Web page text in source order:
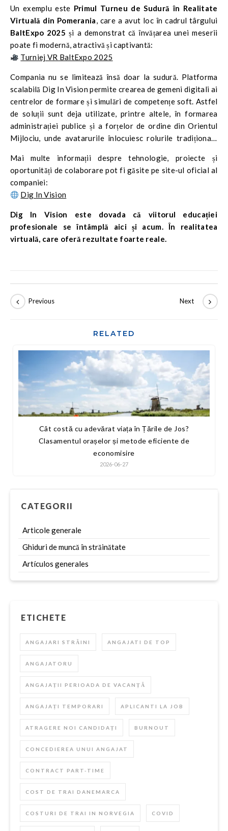
Un exemplu este Primul Turneu de Sudură în Realitate
Virtuală din Pomerania, care a avut loc în cadrul târgului
BaltExpo 2025 și a demonstrat că învățarea unei meserii
poate fi modernă, atractivă și captivantă:
Turniej VR BaltExpo 2025
Compania nu se limitează însă doar la sudură. Platforma
scalabilă Dig In Vision permite crearea de gemeni digitali ai
centrelor de formare și simulări de competențe soft. Astfel
de soluții sunt deja utilizate, printre altele, în formarea
administrației publice și a forțelor de ordine din Orientul
Mijlociu, unde avatarurile înlocuiesc rolurile tradiționale
Mai multe informații despre tehnologie, proiecte și
oportunități de colaborare pot fi găsite pe site-ul oficial al
companiei:
Dig In Vision
Dig In Vision este dovada că viitorul educației
profesionale se întâmplă aici și acum. În realitatea
virtuală, care oferă rezultate foarte reale.
RELATED
Cât costă cu adevărat viața în Țările de Jos?
Clasamentul orașelor și metode eficiente de
economisire
2026-06-27
CATEGORII
Articole generale
Ghiduri de muncă în străinătate
Artículos generales
ETICHETE
ANGAJARI STRĂINI ANGAJATI DE TOP
ANGAJATORU
ANGAJAȚII PERIOADA DE VACANȚĂ
ANGAJAȚI TEMPORARI APLICANTI LA JOB
ATRAGERE NOI CANDIDAȚI BURNOUT
CONCEDIEREA UNUI ANGAJAT
CONTRACT PART-TIME
COST DE TRAI DANEMARCA
COSTURI DE TRAI IN NORVEGIA COVID